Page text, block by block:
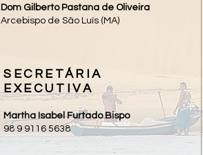
Dom Gilberto Pastana de Oliveira
Arcebispo de São Luís (MA)
SECRETÁRIA
EXECUTIVA
Martha Isabel Furtado Bispo
98 9 9116 5638